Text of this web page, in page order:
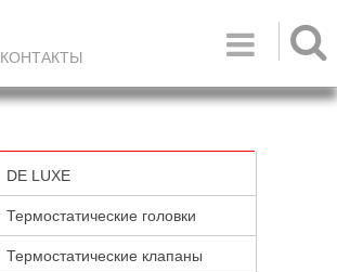

КОНТАКТЫ
DE LUXE
Термостатические головки
Термостатические клапаны